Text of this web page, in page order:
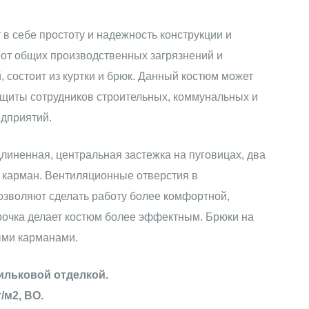
себе простоту и надежность конструкции и
общих производственных загрязнений и
состоит из куртки и брюк. Данный костюм может
сотрудников строительных, коммунальных и
центральная застежка на пуговицах, два
Вентиляционные отверстия в
сделать работу более комфортной,
делает костюм более эффектным. Брюки на
карманами.
отделкой.
м2, ВО.